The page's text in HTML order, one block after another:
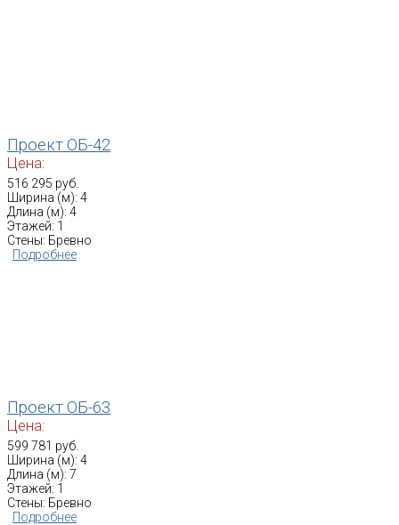
Проект ОБ-42
Цена:
516 295 руб.
Ширина (м): 4
Длина (м): 4
Этажей: 1
Стены: Бревно
Подробнее
Проект ОБ-63
Цена:
599 781 руб.
Ширина (м): 4
Длина (м): 7
Этажей: 1
Стены: Бревно
Подробнее